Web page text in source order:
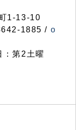
1-13-10
1885 / o
第2土曜